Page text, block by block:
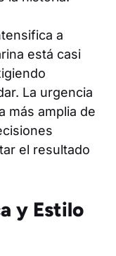
a
está casi
La urgencia
más amplia de
el resultado
y Estilo